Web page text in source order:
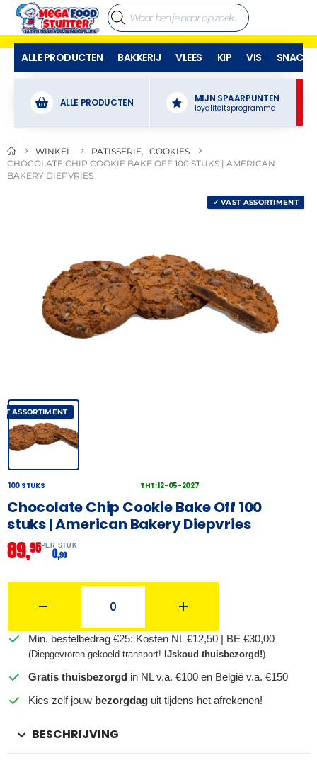
ALLE PRODUCTEN BAKKERIJ VLEES KIP VIS SNACKS
ALLE PRODUCTEN MIJN SPAARPUNTEN
loyaliteitsprogramma
WINKEL PATISSERIE
COOKIES
CHOCOLATE CHIP COOKIE BAKE OFF 100 STUKS | AMERICAN
BAKERY DIEPVRIES
✓ VAST ASSORTIMENT
ASSORTIMENT
100 STUKS THT: 12-05-2027
Chocolate Chip Cookie Bake Off 100
stuks | American Bakery Diepvries
89,95PER STUK
0,90
Min. bestelbedrag €25: Kosten NL €12,50 | BE €30,00
(Diepgevroren gekoeld transport! IJskoud thuisbezorgd!)
Gratis thuisbezorgd in NL v.a. €100 en België v.a. €150
Kies zelf jouw bezorgdag uit tijdens het afrekenen!
BESCHRIJVING